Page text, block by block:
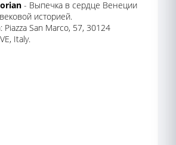
- Выпечка в сердце Венеции
историей.
Piazza San Marco, 57, 30124
Italy.